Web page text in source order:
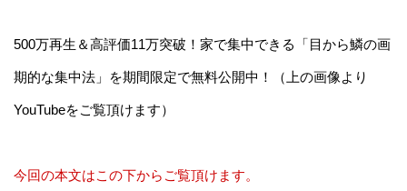
500万再生＆高評価11万突破！家で集中できる「目から鱗の画
期的な集中法」を期間限定で無料公開中！（上の画像より
YouTubeをご覧頂けます）
今回の本文はこの下からご覧頂けます。